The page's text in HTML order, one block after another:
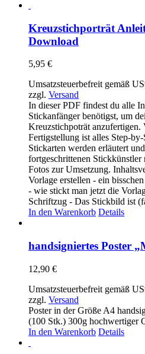
Kreuzstichporträt
Download
5,95 €
Umsatzsteuerbefreit gemäß
zzgl. Versand
In dieser PDF findest du alle
Stickanfänger benötigst, um
Kreuzstichpoträt
Fertigstellung ist alles Step-
Stickarten werden erläutert
fortgeschrittenen
Fotos zur Umsetzung.
Vorlage erstellen - ein
- wie stickt man jetzt die
Schriftzug - Das Stickbild ist
In den Warenkorb Details
handsigniertes Poster
12,90 €
Umsatzsteuerbefreit gemäß
zzgl. Versand
Poster in der Größe A4
(100 Stk.) 300g hochwertiger
In den Warenkorb Details